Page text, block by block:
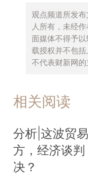
观点频道所发
人所有，未经
面媒体不得予
载授权并不包括
不代表财新网的
相关阅读
分析|这波贸
方，经济谈
决？